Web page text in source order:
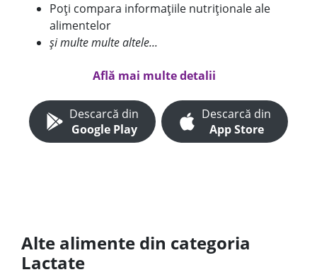
Poți compara informațiile nutriționale ale
alimentelor
și multe multe altele...
Află mai multe detalii
Descarcă din
Google Play
Descarcă din
App Store
Alte alimente din categoria
Lactate